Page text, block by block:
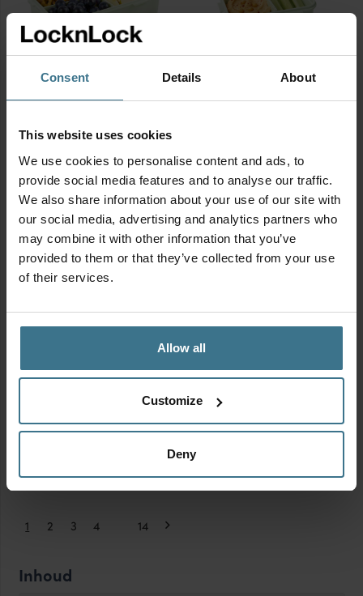
Consent Details About
This website uses cookies
We use cookies to personalise content and ads, to
provide social media features and to analyse our traffic.
We also share information about your use of our site with
our social media, advertising and analytics partners who
may combine it with other information that you’ve
provided to them or that they’ve collected from your use
of their services.
Allow all
Customize
Deny
Inhoud
Afmetingen:
23.2 × 16.5 × 6.9
BPA vrij
€8.95
BPA vrij
€4.95
Yoghurt beker | Muesli
Afmetingen:10.5 × 9.9 × 21.3
€11.95
Yoghurt beker | Muesli
ml + 310 ml – Roze
Afmetingen:10.5 × 9.9 × 17.7
€9.95
1 2 3 4 14